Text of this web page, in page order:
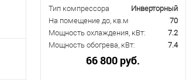
Тип компрессора
Инверторный
На помещение до, кв.м
70
Мощность охлаждения, кВт:
7.2
Мощность обогрева, кВт:
7.4
66 800 руб.